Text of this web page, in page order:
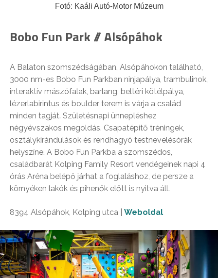
Fotó: Kaáli Autó-Motor Múzeum
Bobo Fun Park // Alsópáhok
A Balaton szomszédságában, Alsópáhokon található,
3000 nm-es Bobo Fun Parkban ninjapálya, trambulinok,
interaktív mászófalak, barlang, beltéri kötélpálya,
lézerlabirintus és boulder terem is várja a család
minden tagját. Születésnapi ünnepléshez
négyévszakos megoldás. Csapatépítő tréningek,
osztálykirándulások és rendhagyó testnevelésórák
helyszíne. A Bobo Fun Parkba a szomszédos,
családbarát Kolping Family Resort vendégeinek napi 4
órás Aréna belépő járhat a foglaláshoz, de persze a
környéken lakók és pihenők előtt is nyitva áll.
8394 Alsópáhok, Kolping utca | Weboldal